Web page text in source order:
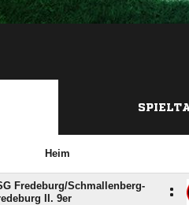
Heim
Fredeburg/​Schmallenberg-
II. 9er
: